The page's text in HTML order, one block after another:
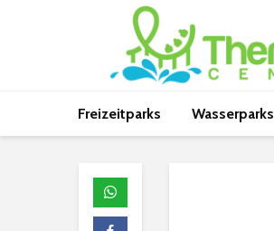
Freizeitparks Wasserparks